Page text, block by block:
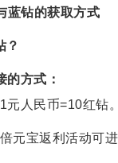
蓝钻的获取方式
？
的方式：
元人民币=10红钻。
元宝返利活动可进